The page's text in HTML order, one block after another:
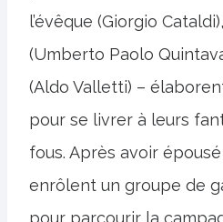
l’évêque (Giorgio
(Umberto Paolo
(Aldo Valletti) –
pour se livrer à leurs
fous. Après avoir
enrôlent un groupe de
pour parcourir la